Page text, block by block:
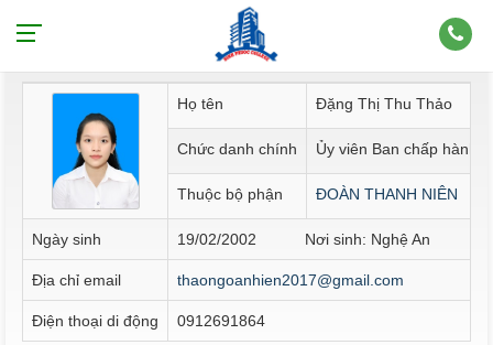
Thông tin nhân sự
Họ tên Đặng Thị Thu Thảo
Chức danh chính Ủy viên Ban chấp hành
Thuộc bộ phận ĐOÀN THANH NIÊN
Ngày sinh 19/02/2002 Nơi sinh: Nghệ An
Địa chỉ email thaongoanhien2017@gmail.com
Điện thoại di động 0912691864